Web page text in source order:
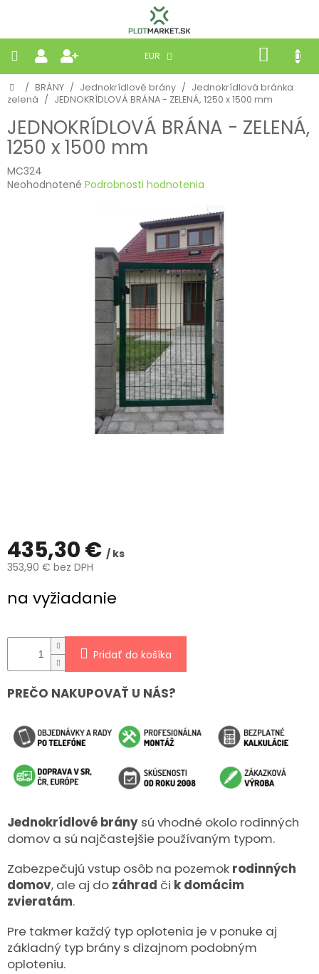
EUR
KOŠÍK
PLETIVÁ
PANELY
BRÁNY
Domov
/ BRÁNY / Jednokrídlové brány / Jednokrídlová bránka
zelená / JEDNOKRÍDLOVÁ BRÁNA - ZELENÁ, 1250 x 1500 mm
JEDNOKRÍDLOVÁ BRÁNA - ZELENÁ,
1250 x 1500 mm
MC324
Priemerné
Neohodnotené Podrobnosti hodnotenia
435,30 € / ks
353,90 € bez DPH
cena:
na vyžiadanie
Pridať do košíka
PREČO NAKUPOVAŤ U NÁS?
Jednokrídlové brány sú vhodné okolo rodinných
domov a sú najčastejšie používaným typom.
Zabezpečujú vstup osôb na pozemok rodinných
domov, ale aj do záhrad či k domácim
zvieratám.
Pre takmer každý typ oplotenia je v ponuke aj
základný typ brány s dizajnom podobným
oploteniu.